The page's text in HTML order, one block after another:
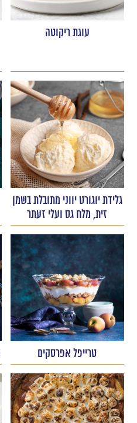
עוגת ריקוטה
גלידת יוגורט יווני מתובלת בשמן
זית, מלח גס ועלי זעתר
טרייפל אפרסקים